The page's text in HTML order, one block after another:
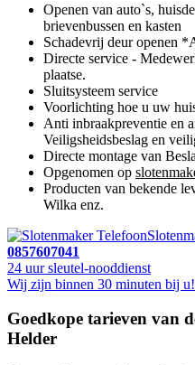
Openen van auto`s,
brievenbussen en kasten
Schadevrij deur openen
Directe service -
plaatse.
Sluitsysteem service
Voorlichting hoe u uw
Anti inbraakpreventie en
Veiligsheidsbeslag en
Directe montage van
Opgenomen op
Producten van bekende
Wilka enz.
0857607041
24 uur sleutel-nooddienst
Wij zijn binnen 30 minuten bij u!
Goedkope tarieven van
Helder